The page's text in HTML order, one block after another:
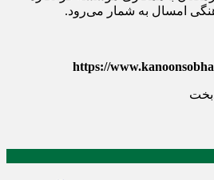
امسال به شمار می‌رود.
https://